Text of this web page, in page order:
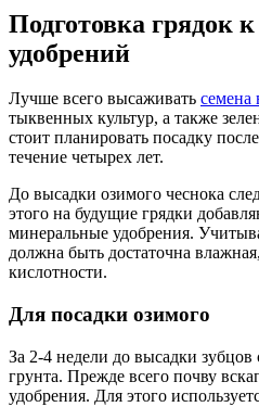
Подготовка грядок
удобрений
Лучше всего высаживать семена
тыквенных культур, а также
стоит планировать посадку
течение четырех лет.
До высадки озимого чеснока
этого на будущие грядки
минеральные удобрения.
должна быть достаточна
кислотности.
Для посадки озимого
За 2-4 недели до высадки зубцов
грунта. Прежде всего почву
удобрения. Для этого